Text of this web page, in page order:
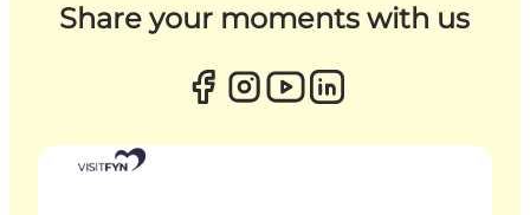
Share your moments with us